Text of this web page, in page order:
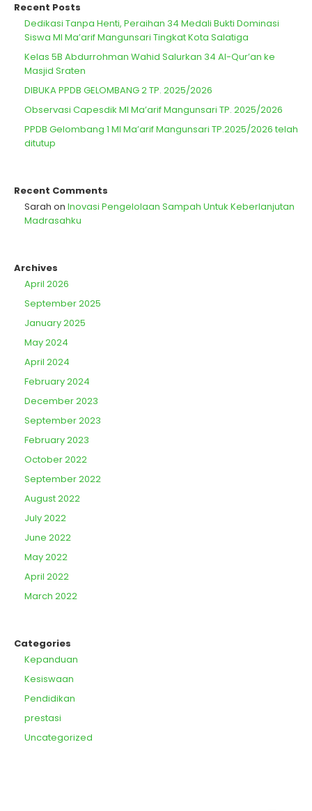
Recent Posts
Dedikasi Tanpa Henti, Peraihan 34 Medali Bukti Dominasi
Siswa MI Ma’arif Mangunsari Tingkat Kota Salatiga
Kelas 5B Abdurrohman Wahid Salurkan 34 Al-Qur’an ke
Masjid Sraten
DIBUKA PPDB GELOMBANG 2 TP. 2025/2026
Observasi Capesdik MI Ma’arif Mangunsari TP. 2025/2026
PPDB Gelombang 1 MI Ma’arif Mangunsari TP.2025/2026 telah
ditutup
Recent Comments
Sarah on Inovasi Pengelolaan Sampah Untuk Keberlanjutan
Madrasahku
Archives
April 2026
September 2025
January 2025
May 2024
April 2024
February 2024
December 2023
September 2023
February 2023
October 2022
September 2022
August 2022
July 2022
June 2022
May 2022
April 2022
March 2022
Categories
Kepanduan
Kesiswaan
Pendidikan
prestasi
Uncategorized